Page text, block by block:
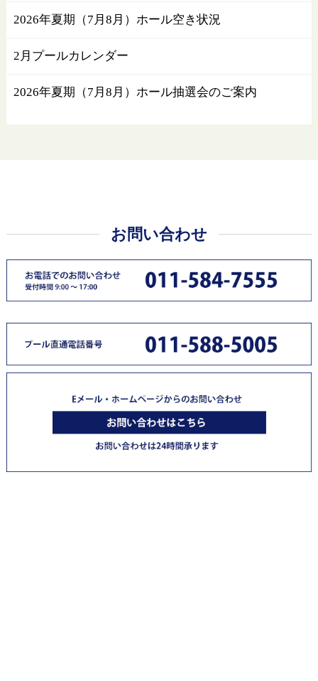
2026年夏期（7月8月）ホール空き状況
2月プールカレンダー
2026年夏期（7月8月）ホール抽選会のご案内
お問い合わせ